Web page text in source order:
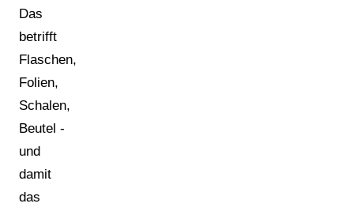
Das
betrifft
Flaschen,
Folien,
Schalen,
Beutel -
und
damit
das